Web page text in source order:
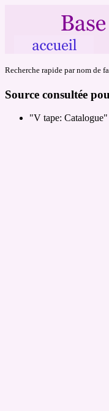
Recherche rapide par nom de
Source consultée
"V tape: